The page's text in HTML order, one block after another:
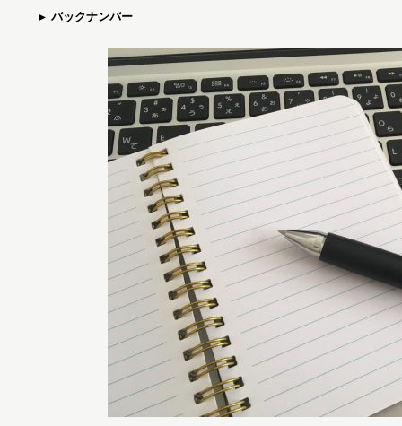
バックナンバー